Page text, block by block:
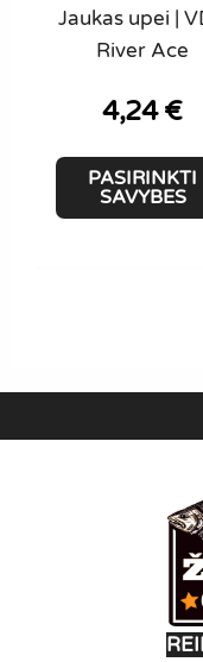
Jaukas upei |
River Ace
4,24€
PASIRINKTI
SAVYBES